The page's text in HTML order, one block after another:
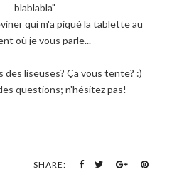
blablabla"
qui m'a piqué la tablette au
où je vous parle...
des liseuses? Ça vous tente? :)
questions; n'hésitez pas!
SHARE: